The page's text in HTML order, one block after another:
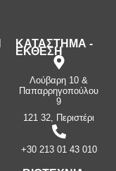
ΚΑΤΑΣΤΗΜΑ -
ΕΚΘΕΣΗ
Λούβαρη 10 &
Παπαρρηγοπούλου
9
121 32, Περιστέρι
+30 213 01 43 010